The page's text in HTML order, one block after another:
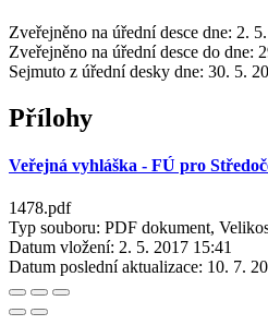
Zveřejněno na úřední desce dne: 2.
Zveřejněno na úřední desce do dne:
Sejmuto z úřední desky dne: 30. 5.
Přílohy
Veřejná vyhláška - FÚ pro
1478.pdf
Typ souboru: PDF dokument,
Datum vložení: 2. 5. 2017 15:41
Datum poslední aktualizace: 10. 7.